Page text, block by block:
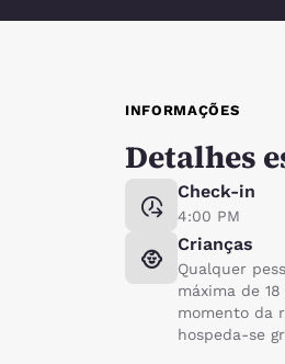
INFORMAÇÕES
Detalhes
Check-in
4:00 PM
Crianças
Qualquer
máxima de
momento da
hospeda-se